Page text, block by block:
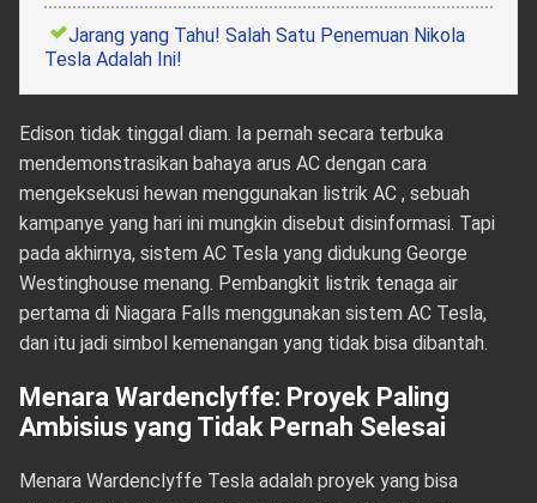
Jarang yang Tahu! Salah Satu Penemuan Nikola
Tesla Adalah Ini!
Edison tidak tinggal diam. Ia pernah secara terbuka
mendemonstrasikan bahaya arus AC dengan cara
mengeksekusi hewan menggunakan listrik AC , sebuah
kampanye yang hari ini mungkin disebut disinformasi. Tapi
pada akhirnya, sistem AC Tesla yang didukung George
Westinghouse menang. Pembangkit listrik tenaga air
pertama di Niagara Falls menggunakan sistem AC Tesla,
dan itu jadi simbol kemenangan yang tidak bisa dibantah.
Menara Wardenclyffe: Proyek Paling
Ambisius yang Tidak Pernah Selesai
Menara Wardenclyffe Tesla adalah proyek yang bisa